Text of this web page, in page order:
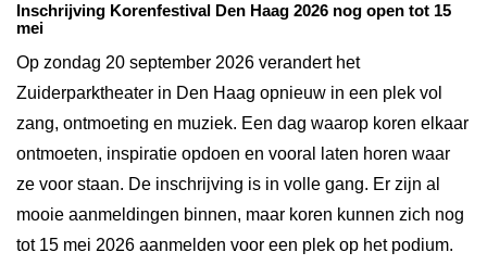
Inschrijving Korenfestival Den Haag 2026 nog open tot 15
mei
Op zondag 20 september 2026 verandert het
Zuiderparktheater in Den Haag opnieuw in een plek vol
zang, ontmoeting en muziek. Een dag waarop koren elkaar
ontmoeten, inspiratie opdoen en vooral laten horen waar
ze voor staan. De inschrijving is in volle gang. Er zijn al
mooie aanmeldingen binnen, maar koren kunnen zich nog
tot 15 mei 2026 aanmelden voor een plek op het podium.